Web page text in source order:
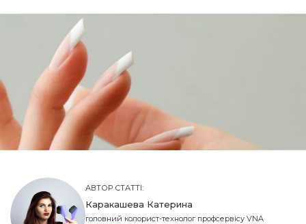
АВТОР СТАТТІ:
Каракашева Катерина
головний колорист-технолог профсервісу VNA